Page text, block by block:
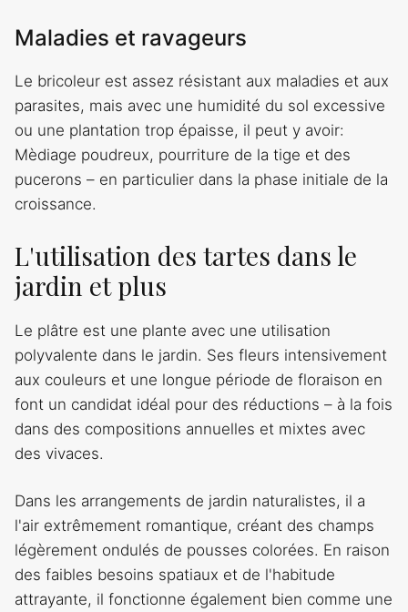
Maladies et ravageurs
Le bricoleur est assez résistant aux maladies et aux
parasites, mais avec une humidité du sol excessive
ou une plantation trop épaisse, il peut y avoir:
Mèdiage poudreux, pourriture de la tige et des
pucerons – en particulier dans la phase initiale de la
croissance.
L'utilisation des tartes dans le
jardin et plus
Le plâtre est une plante avec une utilisation
polyvalente dans le jardin. Ses fleurs intensivement
aux couleurs et une longue période de floraison en
font un candidat idéal pour des réductions – à la fois
dans des compositions annuelles et mixtes avec
des vivaces.
Dans les arrangements de jardin naturalistes, il a
l'air extrêmement romantique, créant des champs
légèrement ondulés de pousses colorées. En raison
des faibles besoins spatiaux et de l'habitude
attrayante, il fonctionne également bien comme une